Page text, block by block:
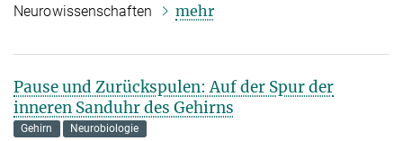
Neurowissenschaften
mehr
Pause und Zurückspulen: Auf der Spur der
inneren Sanduhr des Gehirns
Gehirn Neurobiologie